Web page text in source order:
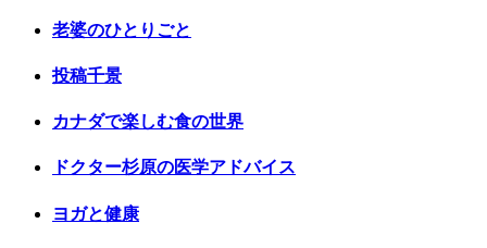
老婆のひとりごと
投稿千景
カナダで楽しむ食の世界
ドクター杉原の医学アドバイス
ヨガと健康